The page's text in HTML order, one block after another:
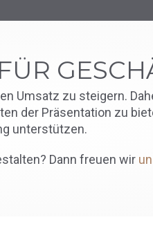
Umsatz zu steigern.
der Präsentation zu
unterstützen.
Dann freuen wir